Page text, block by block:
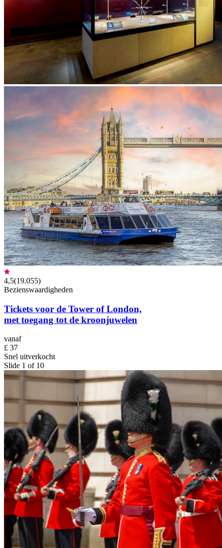
4,5(19.055)
Bezienswaardigheden
Tickets voor de Tower of London,
met toegang tot de kroonjuwelen
vanaf
£ 37
Snel uitverkocht
Slide 1 of 10